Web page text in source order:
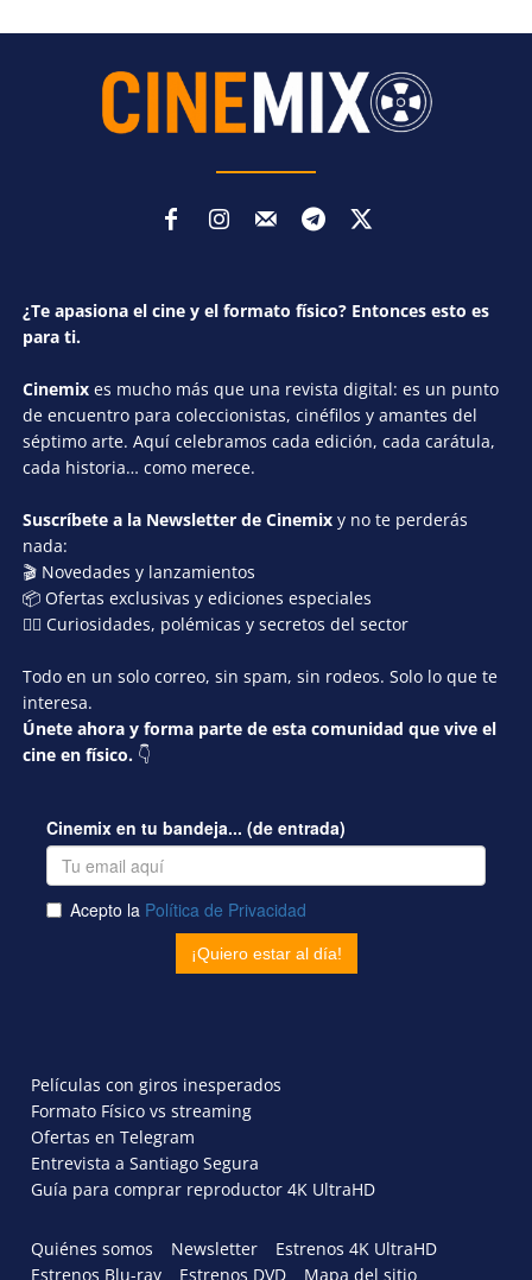
¿Te apasiona el cine y el formato físico? Entonces esto es
para ti.
Cinemix es mucho más que una revista digital: es un punto
de encuentro para coleccionistas, cinéfilos y amantes del
séptimo arte. Aquí celebramos cada edición, cada carátula,
cada historia… como merece.
Suscríbete a la Newsletter de Cinemix y no te perderás
nada:
🎬 Novedades y lanzamientos
📦 Ofertas exclusivas y ediciones especiales
🕵️‍♂️ Curiosidades, polémicas y secretos del sector
Todo en un solo correo, sin spam, sin rodeos. Solo lo que te
interesa.
Únete ahora y forma parte de esta comunidad que vive el
cine en físico. 👇
Películas con giros inesperados
Formato Físico vs streaming
Ofertas en Telegram
Entrevista a Santiago Segura
Guía para comprar reproductor 4K UltraHD
Quiénes somos Newsletter
Estrenos 4K UltraHD
Estrenos Blu-ray
Estrenos DVD Mapa del sitio